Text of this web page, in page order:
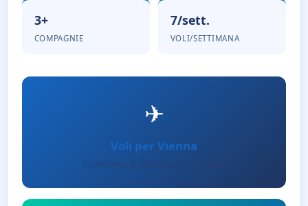
3+
COMPAGNIE
7/sett.
VOLI/SETTIMANA
✈
Voli per Vienna
Confronta e prenota da Catania